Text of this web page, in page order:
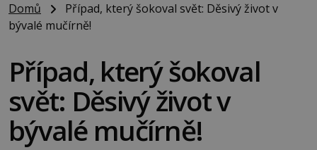
Domů
Případ, který šokoval svět: Děsivý život v
bývalé mučírně!
Případ, který šokoval
svět: Děsivý život v
bývalé mučírně!